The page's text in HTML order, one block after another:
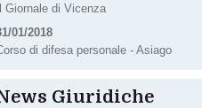
Il Giornale di Vicenza
01/2018
di difesa personale - Asiago
Giuridiche